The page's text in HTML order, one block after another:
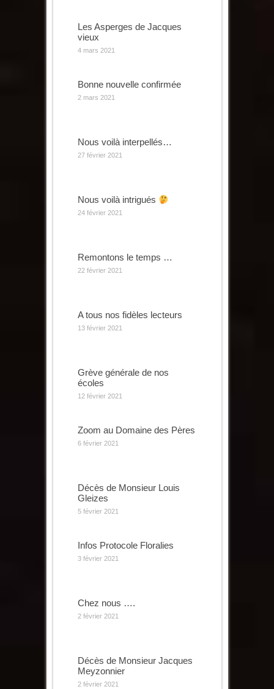
Les Asperges de Jacques
vieux
4 mars 2021
Bonne nouvelle confirmée
2 mars 2021
Nous voilà interpellés…
27 février 2021
Nous voilà intrigués
24 février 2021
Remontons le temps …
22 février 2021
A tous nos fidèles lecteurs
13 février 2021
Grève générale de nos
écoles
12 février 2021
Zoom au Domaine des Pères
6 février 2021
Décès de Monsieur Louis
Gleizes
5 février 2021
Infos Protocole Floralies
3 février 2021
Chez nous ….
2 février 2021
Décès de Monsieur Jacques
Meyzonnier
2 février 2021